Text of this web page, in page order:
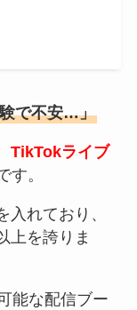
で不安…」
TikTokライブ
す。
れており、
上を誇りま
能な配信ブー